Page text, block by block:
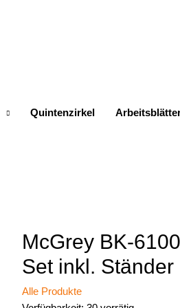
Quintenzirkel
McGrey BK-
Set inkl.
Alle Produkte